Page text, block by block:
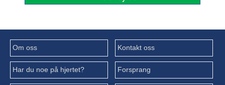
Om oss Kontakt oss
Har du noe på hjertet? Forsprang